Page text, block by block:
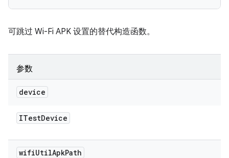
可跳过 Wi-Fi APK 设置的替代构造函数。
参数
device
ITestDevice
wifiUtilApkPath